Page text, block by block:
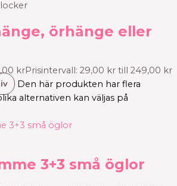
örhänge eller
krPrisintervall: 29,00 kr till 249,00 kr
Den här produkten har flera
alternativen kan väljas på
3+3 små öglor